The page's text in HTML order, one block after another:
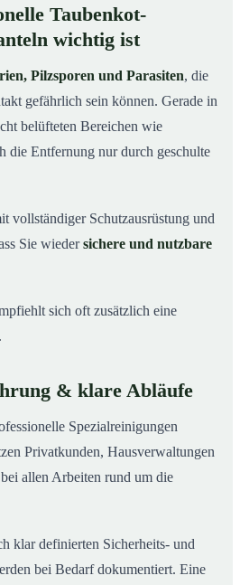
Taubenkot-
wichtig ist
Pilzsporen und Parasiten, die
gefährlich sein können. Gerade in
belüfteten Bereichen wie
die Entfernung nur durch geschulte
vollständiger Schutzausrüstung und
Sie wiedersichere und nutzbare
sich oft zusätzlich eine
.
& klare Abläufe
Spezialreinigungen
Privatkunden, Hausverwaltungen
allen Arbeiten rund um die
klar definierten Sicherheits- und
bei Bedarf dokumentiert. Eine